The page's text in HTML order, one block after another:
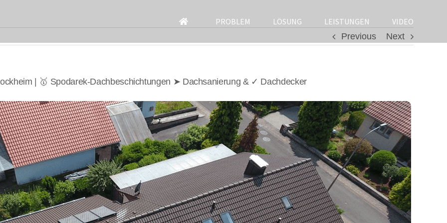
for:
PROBLEM LÖSUNG LEISTUNGEN
VIDEO
Previous
Next
| 🥇 Spodarek-Dachbeschichtungen ➤ Dachsanierung & ✓ Dachdecker